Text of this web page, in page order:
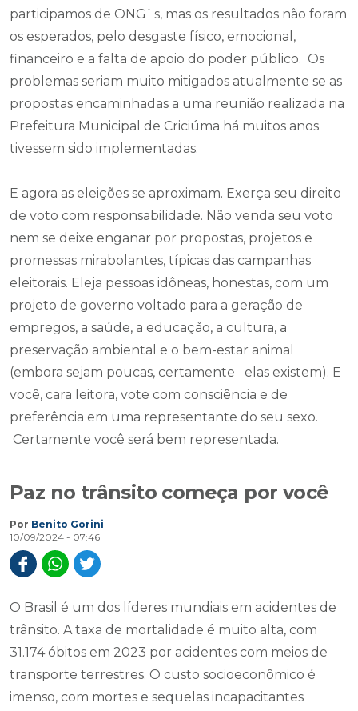
participamos de ONG`s, mas os resultados não foram
os esperados, pelo desgaste físico, emocional,
financeiro e a falta de apoio do poder público. Os
problemas seriam muito mitigados atualmente se as
propostas encaminhadas a uma reunião realizada na
Prefeitura Municipal de Criciúma há muitos anos
tivessem sido implementadas.
E agora as eleições se aproximam. Exerça seu direito
de voto com responsabilidade. Não venda seu voto
nem se deixe enganar por propostas, projetos e
promessas mirabolantes, típicas das campanhas
eleitorais. Eleja pessoas idôneas, honestas, com um
projeto de governo voltado para a geração de
empregos, a saúde, a educação, a cultura, a
preservação ambiental e o bem-estar animal
(embora sejam poucas, certamente elas existem). E
você, cara leitora, vote com consciência e de
preferência em uma representante do seu sexo.
Certamente você será bem representada.
Paz no trânsito começa por você
Por Benito Gorini
10/09/2024 - 07:46
O Brasil é um dos líderes mundiais em acidentes de
trânsito. A taxa de mortalidade é muito alta, com
31.174 óbitos em 2023 por acidentes com meios de
transporte terrestres. O custo socioeconômico é
imenso, com mortes e sequelas incapacitantes